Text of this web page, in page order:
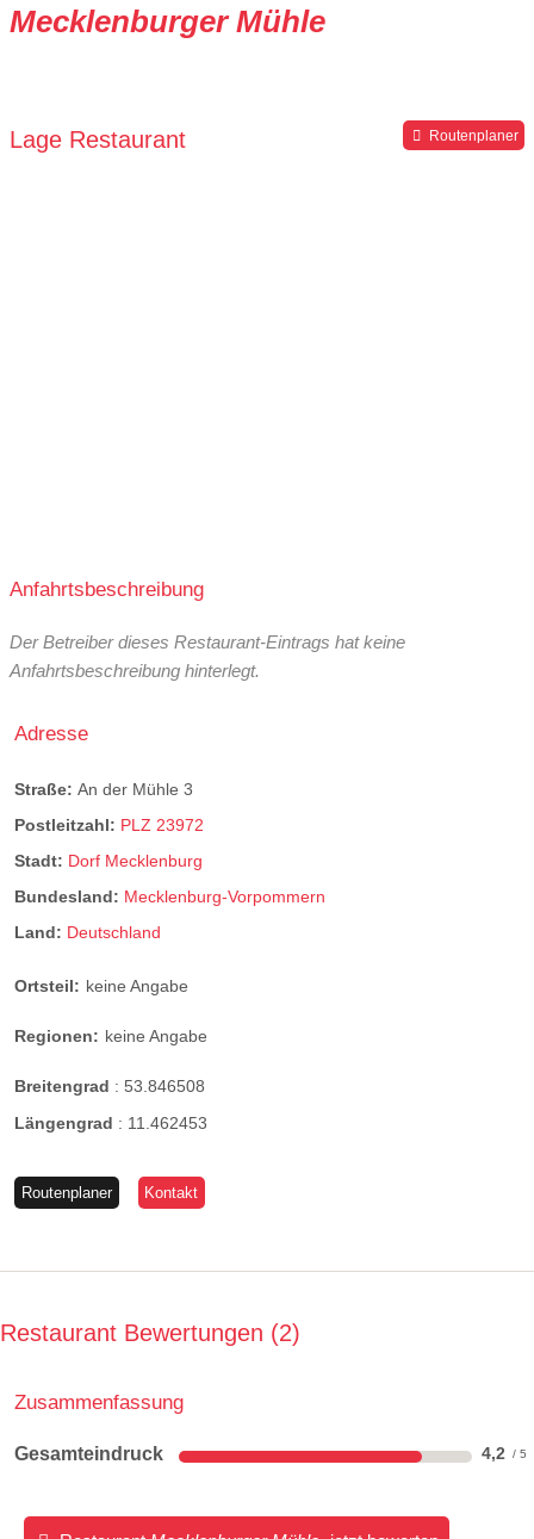
Mecklenburger Mühle
Lage Restaurant Routenplaner
Anfahrtsbeschreibung
Der Betreiber dieses Restaurant-Eintrags hat keine
Anfahrtsbeschreibung hinterlegt.
Adresse
Straße: An der Mühle 3
Postleitzahl: PLZ 23972
Stadt: Dorf Mecklenburg
Bundesland: Mecklenburg-Vorpommern
Land: Deutschland
Ortsteil: keine Angabe
Regionen: keine Angabe
Breitengrad : 53.846508
Längengrad : 11.462453
Routenplaner Kontakt
Restaurant Bewertungen 2
Zusammenfassung
Gesamteindruck 4,2